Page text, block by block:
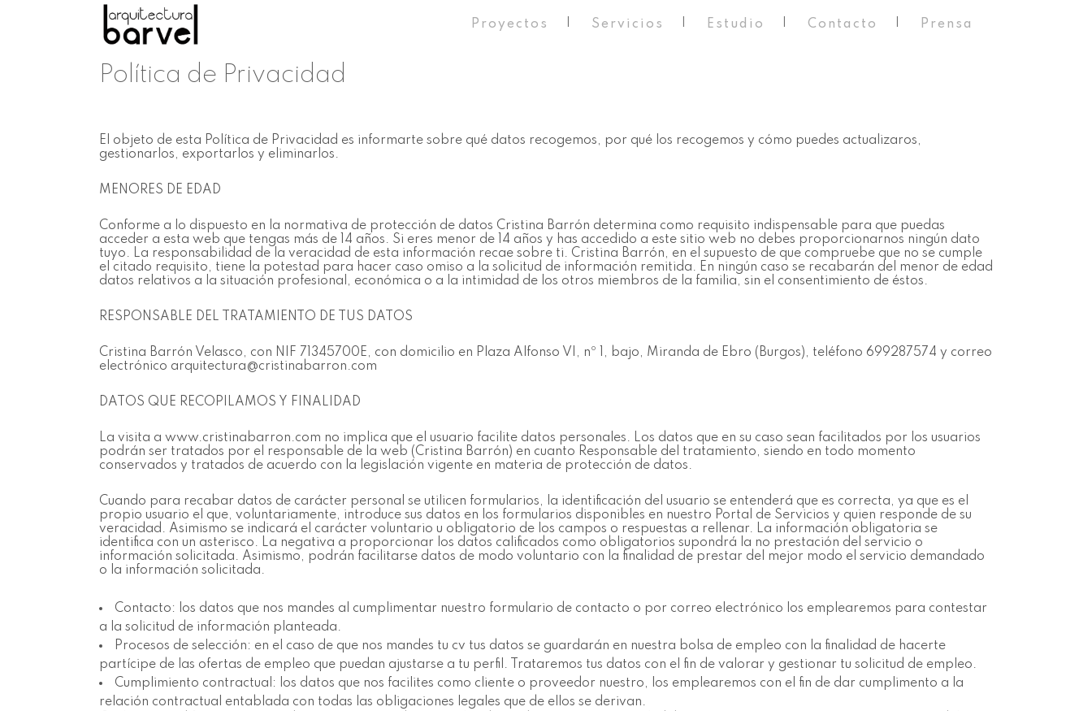
Proyectos Servicios Estudio Contacto Prensa
Política de Privacidad
El objeto de esta Política de Privacidad es informarte sobre qué datos recogemos, por qué los recogemos y cómo puedes actualizaros,
gestionarlos, exportarlos y eliminarlos.
MENORES DE EDAD
Conforme a lo dispuesto en la normativa de protección de datos Cristina Barrón determina como requisito indispensable para que puedas
acceder a esta web que tengas más de 14 años. Si eres menor de 14 años y has accedido a este sitio web no debes proporcionarnos ningún dato
tuyo. La responsabilidad de la veracidad de esta información recae sobre ti. Cristina Barrón, en el supuesto de que compruebe que no se cumple
el citado requisito, tiene la potestad para hacer caso omiso a la solicitud de información remitida. En ningún caso se recabarán del menor de edad
datos relativos a la situación profesional, económica o a la intimidad de los otros miembros de la familia, sin el consentimiento de éstos.
RESPONSABLE DEL TRATAMIENTO DE TUS DATOS
Cristina Barrón Velasco, con NIF 71345700E, con domicilio en Plaza Alfonso VI, nº 1, bajo, Miranda de Ebro (Burgos), teléfono 699287574 y correo
electrónico arquitectura@cristinabarron.com
DATOS QUE RECOPILAMOS Y FINALIDAD
La visita a www.cristinabarron.com no implica que el usuario facilite datos personales. Los datos que en su caso sean facilitados por los usuarios
podrán ser tratados por el responsable de la web (Cristina Barrón) en cuanto Responsable del tratamiento, siendo en todo momento
conservados y tratados de acuerdo con la legislación vigente en materia de protección de datos.
Cuando para recabar datos de carácter personal se utilicen formularios, la identificación del usuario se entenderá que es correcta, ya que es el
propio usuario el que, voluntariamente, introduce sus datos en los formularios disponibles en nuestro Portal de Servicios y quien responde de su
veracidad. Asimismo se indicará el carácter voluntario u obligatorio de los campos o respuestas a rellenar. La información obligatoria se
identifica con un asterisco. La negativa a proporcionar los datos calificados como obligatorios supondrá la no prestación del servicio o
información solicitada. Asimismo, podrán facilitarse datos de modo voluntario con la finalidad de prestar del mejor modo el servicio demandado
o la información solicitada.
Contacto: los datos que nos mandes al cumplimentar nuestro formulario de contacto o por correo electrónico los emplearemos para contestar
a la solicitud de información planteada.
Procesos de selección: en el caso de que nos mandes tu cv tus datos se guardarán en nuestra bolsa de empleo con la finalidad de hacerte
partícipe de las ofertas de empleo que puedan ajustarse a tu perfil. Trataremos tus datos con el fin de valorar y gestionar tu solicitud de empleo.
Cumplimiento contractual: los datos que nos facilites como cliente o proveedor nuestro, los emplearemos con el fin de dar cumplimento a la
relación contractual entablada con todas las obligaciones legales que de ellos se derivan.